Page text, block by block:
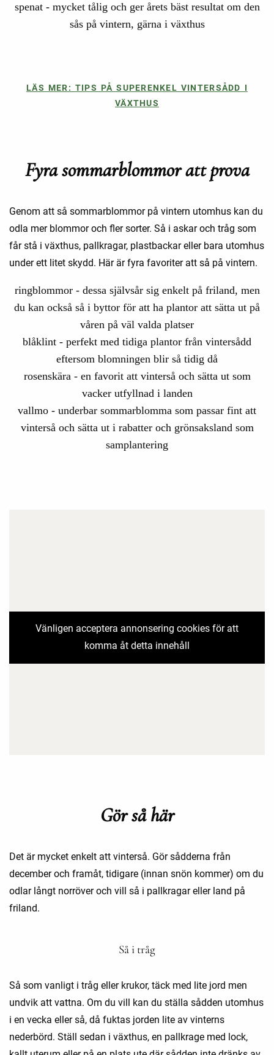
spenat - mycket tålig och ger årets bäst resultat om den
sås på vintern, gärna i växthus
LÄS MER: TIPS PÅ SUPERENKEL VINTERSÅDD I
VÄXTHUS
Fyra sommarblommor att prova
Genom att så sommarblommor på vintern utomhus kan du
odla mer blommor och fler sorter. Så i askar och tråg som
får stå i växthus, pallkragar, plastbackar eller bara utomhus
under ett litet skydd. Här är fyra favoriter att så på vintern.
ringblommor - dessa självsår sig enkelt på friland, men
du kan också så i byttor för att ha plantor att sätta ut på
våren på väl valda platser
blåklint - perfekt med tidiga plantor från vintersådd
eftersom blomningen blir så tidig då
rosenskära - en favorit att vinterså och sätta ut som
vacker utfyllnad i landen
vallmo - underbar sommarblomma som passar fint att
vinterså och sätta ut i rabatter och grönsaksland som
samplantering
Vänligen acceptera annonsering cookies för att
komma åt detta innehåll
Gör så här
Det är mycket enkelt att vinterså. Gör sådderna från
december och framåt, tidigare (innan snön kommer) om du
odlar långt norröver och vill så i pallkragar eller land på
friland.
Så i tråg
Så som vanligt i tråg eller krukor, täck med lite jord men
undvik att vattna. Om du vill kan du ställa sådden utomhus
i en vecka eller så, då fuktas jorden lite av vinterns
nederbörd. Ställ sedan i växthus, en pallkrage med lock,